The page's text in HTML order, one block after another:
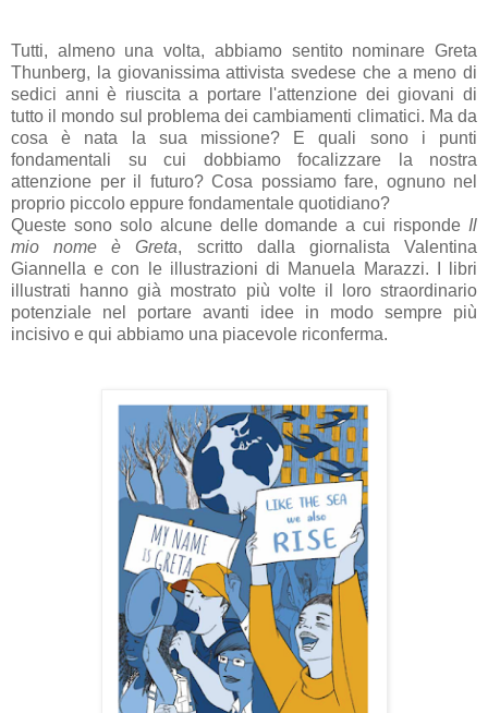
Tutti, almeno una volta, abbiamo sentito nominare Greta
Thunberg, la giovanissima attivista svedese che a meno di
sedici anni è riuscita a portare l'attenzione dei giovani di
tutto il mondo sul problema dei cambiamenti climatici. Ma da
cosa è nata la sua missione? E quali sono i punti
fondamentali su cui dobbiamo focalizzare la nostra
attenzione per il futuro? Cosa possiamo fare, ognuno nel
proprio piccolo eppure fondamentale quotidiano?
Queste sono solo alcune delle domande a cui risponde Il
mio nome è Greta, scritto dalla giornalista Valentina
Giannella e con le illustrazioni di Manuela Marazzi. I libri
illustrati hanno già mostrato più volte il loro straordinario
potenziale nel portare avanti idee in modo sempre più
incisivo e qui abbiamo una piacevole riconferma.